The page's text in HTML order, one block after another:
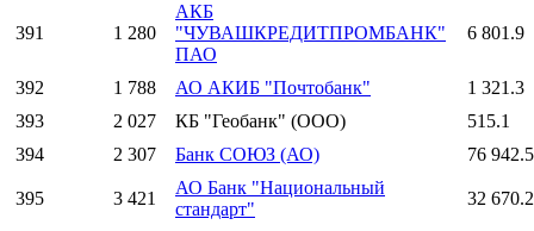
391 1 280
АКБ
"ЧУВАШКРЕДИТПРОМБАНК"
ПАО
6 801.9
392 1 788 АО АКИБ "Почтобанк"
1 321.3
393
2 027 КБ "Геобанк" (ООО)
515.1
394
2 307 Банк СОЮЗ (АО) 76 942.5
395 3 421
АО Банк "Национальный
стандарт"
32 670.2